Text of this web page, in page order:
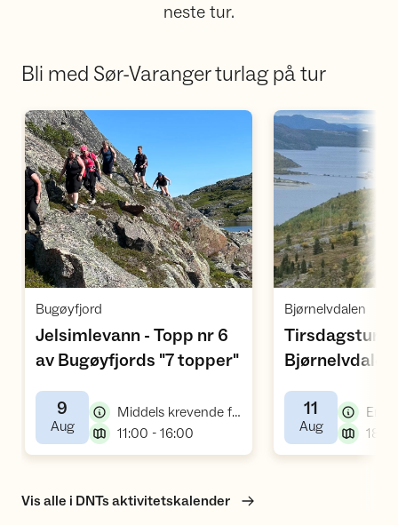
neste tur.
Bli med Sør-Varanger turlag på tur
Åpne aktivitet
Bugøyfjord
Jelsimlevann - Topp nr 6
av Bugøyfjords "7 topper",
9
Aug,
Middels krevende fellestur
11:00 - 16:00
Bjørnelvdalen
Tirsdagstur
Bjørnelvdalen
11
Aug,
Vis alle i DNTs aktivitetskalender